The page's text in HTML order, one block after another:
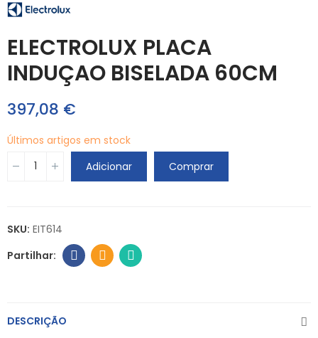
ELECTROLUX PLACA
INDUÇAO BISELADA 60CM
397,08 €
Últimos artigos em stock
Adicionar
Comprar
SKU: EIT614
DESCRIÇÃO